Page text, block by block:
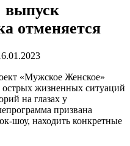
отменяется
«Мужское Женское»
острых жизненных ситуаций
на глазах у
призвана
шоу, находить конкретные